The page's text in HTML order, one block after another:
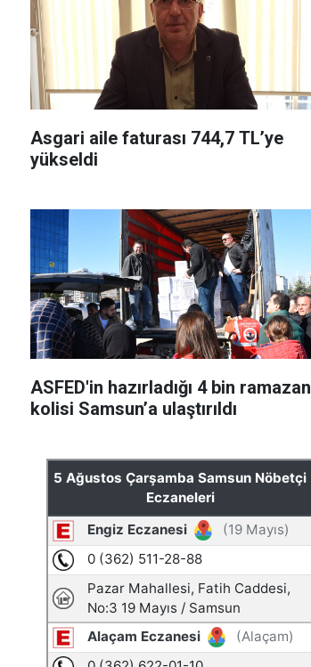
Asgari aile faturası 744,7 TL’ye
yükseldi
ASFED'in hazırladığı 4 bin ramazan
kolisi Samsun’a ulaştırıldı